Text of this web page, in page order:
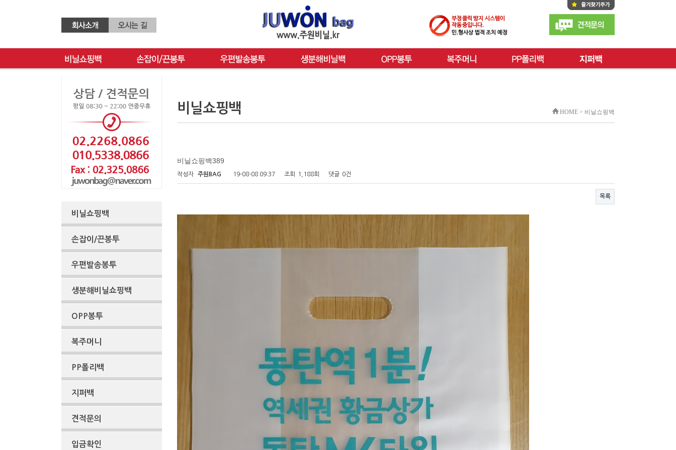
비닐쇼핑백
손잡이/끈봉투
우편발송봉투
생분해비닐쇼핑백
OPP봉투
복주머니
PP폴리백
지퍼백
견적문의
입금확인
비닐쇼핑백 HOME > 비닐쇼핑백
비닐쇼핑백389
작성자 주원BAG 19-08-08 09:37 조회 1,188회 댓글 0건
목록